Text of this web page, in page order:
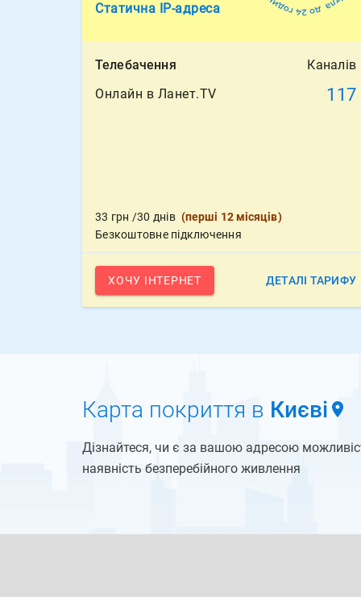
Статична IP-адреса
Телебачення
Каналів
Онлайн в Ланет.TV
117
33 грн /30 днів (перші 12 місяців)
Безкоштовне підключення
ХОЧУ ІНТЕРНЕТ ДЕТАЛІ ТАРИФУ
Карта покриття в Києві
Дізнайтеся, чи є за вашою адресою
наявність безперебійного живлення